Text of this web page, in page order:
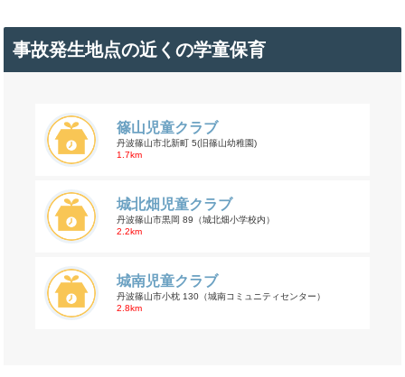
事故発生地点の近くの学童保育
篠山児童クラブ
丹波篠山市北新町 5(旧篠山幼稚園)
1.7km
城北畑児童クラブ
丹波篠山市黒岡 89（城北畑小学校内）
2.2km
城南児童クラブ
丹波篠山市小枕 130（城南コミュニティセンター）
2.8km